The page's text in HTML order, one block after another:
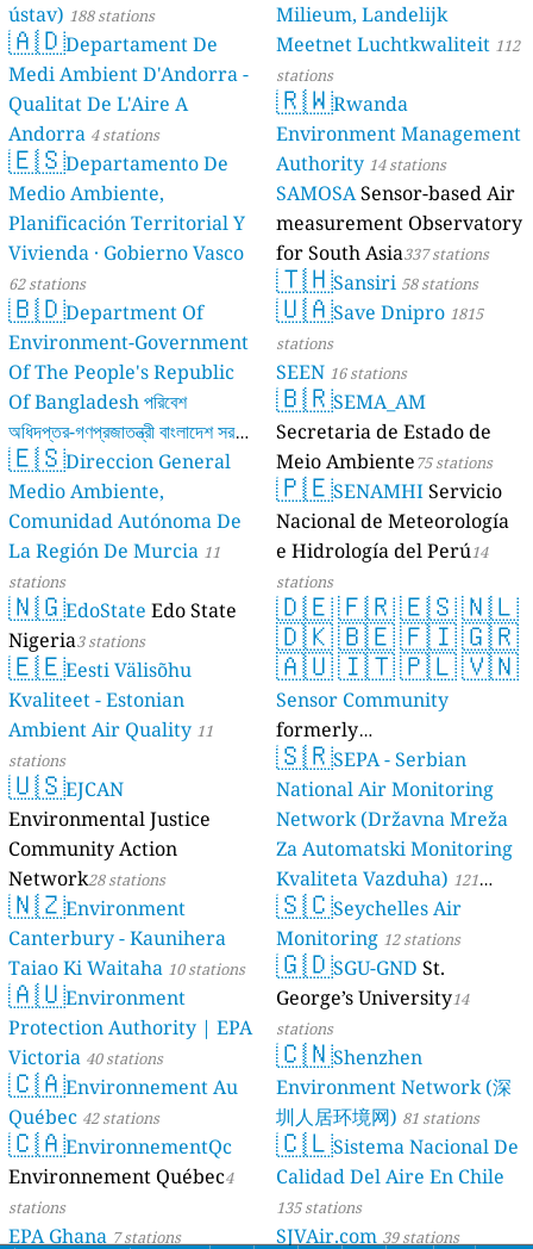
ústav) 188 stations
🇦🇩Departament De
Medi Ambient D'Andorra -
Qualitat De L'Aire A
Andorra 4 stations
🇪🇸Departamento De
Medio Ambiente,
Planificación Territorial Y
Vivienda · Gobierno Vasco
62 stations
🇧🇩Department Of
Environment-Government
Of The People's Republic
Of Bangladesh পরিবেশ
অধিদপ্তর-গণপ্রজাতন্ত্রী বাংলাদেশ সরকার
17 stations
🇪🇸Direccion General
Medio Ambiente,
Comunidad Autónoma De
La Región De Murcia 11
stations
🇳🇬EdoState Edo State
Nigeria3 stations
🇪🇪Eesti Välisõhu
Kvaliteet - Estonian
Ambient Air Quality 11
stations
🇺🇸EJCAN
Environmental Justice
Community Action
Network28 stations
🇳🇿Environment
Canterbury - Kaunihera
Taiao Ki Waitaha 10 stations
🇦🇺Environment
Protection Authority | EPA
Victoria 40 stations
🇨🇦Environnement Au
Québec 42 stations
🇨🇦EnvironnementQc
Environnement Québec4
stations
EPA Ghana 7 stations
Milieum, Landelijk
Meetnet Luchtkwaliteit 112
stations
🇷🇼Rwanda
Environment Management
Authority 14 stations
SAMOSASensor-based Air
measurement Observatory
for South Asia337 stations
🇹🇭Sansiri 58 stations
🇺🇦Save Dnipro 1815
stations
SEEN 16 stations
🇧🇷SEMA_AM
Secretaria de Estado de
Meio Ambiente75 stations
🇵🇪SENAMHIServicio
Nacional de Meteorología
e Hidrología del Perú14
stations
🇩🇪🇫🇷🇪🇸🇳🇱
🇩🇰🇧🇪🇫🇮🇬🇷
🇦🇺🇮🇹🇵🇱🇻🇳
Sensor Community
formerly
luftdaten.info35820 stations
🇸🇷SEPA - Serbian
National Air Monitoring
Network (Državna Mreža
Za Automatski Monitoring
Kvaliteta Vazduha) 121
stations
🇸🇨Seychelles Air
Monitoring 12 stations
🇬🇩SGU-GND St.
George’s University14
stations
🇨🇳Shenzhen
Environment Network (深
圳人居环境网) 81 stations
🇨🇱Sistema Nacional De
Calidad Del Aire En Chile
135 stations
SJVAir.com 39 stations